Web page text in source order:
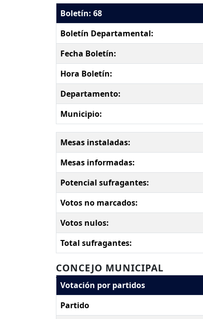
Boletín: 68
Boletín Departamental:
Fecha Boletín:
Hora Boletín:
Departamento:
Municipio:
Mesas instaladas:
Mesas informadas:
Potencial sufragantes:
Votos no marcados:
Votos nulos:
Total sufragantes:
CONCEJO MUNICIPAL
Votación por partidos
Partido